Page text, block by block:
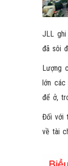
JLL
đã sôi
Lượng
lớn các
để ở,
Đối với
về tài